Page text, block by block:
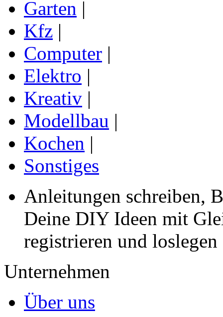
Garten |
Kfz |
Computer |
Elektro |
Kreativ |
Modellbau |
Kochen |
Sonstiges
Anleitungen schreiben,
Deine DIY Ideen mit
registrieren und loslegen
Unternehmen
Über uns